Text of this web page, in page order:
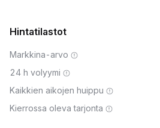
Hintatilastot
Markkina-arvo
24 h volyymi
Kaikkien aikojen huippu
Kierrossa oleva tarjonta